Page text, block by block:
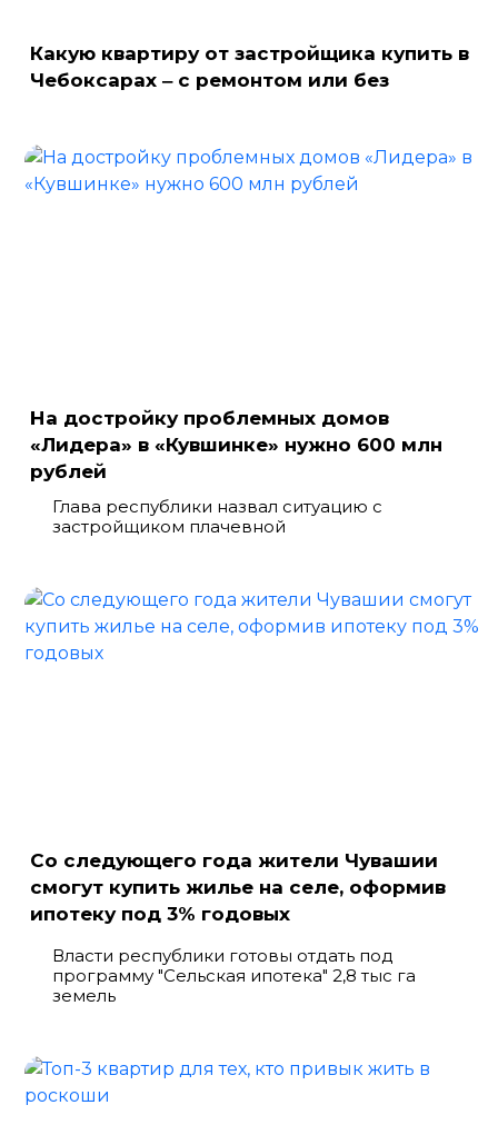
Какую квартиру от застройщика купить в
Чебоксарах ‒ с ремонтом или без
На достройку проблемных домов
«Лидера» в «Кувшинке» нужно 600 млн
рублей
Глава республики назвал ситуацию с
застройщиком плачевной
Со следующего года жители Чувашии
смогут купить жилье на селе, оформив
ипотеку под 3% годовых
Власти республики готовы отдать под
программу "Сельская ипотека" 2,8 тыс га
земель